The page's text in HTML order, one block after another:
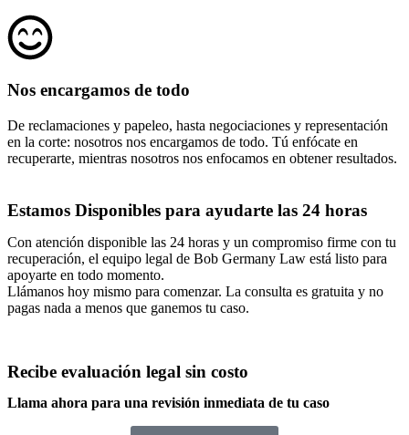
Nos encargamos de todo
De reclamaciones y papeleo, hasta negociaciones y representación
en la corte: nosotros nos encargamos de todo. Tú enfócate en
recuperarte, mientras nosotros nos enfocamos en obtener resultados.
Estamos Disponibles para ayudarte las 24 horas
Con atención disponible las 24 horas y un compromiso firme con tu
recuperación, el equipo legal de Bob Germany Law está listo para
apoyarte en todo momento.
Llámanos hoy mismo para comenzar. La consulta es gratuita y no
pagas nada a menos que ganemos tu caso.
Recibe evaluación legal sin costo
Llama ahora para una revisión inmediata de tu caso